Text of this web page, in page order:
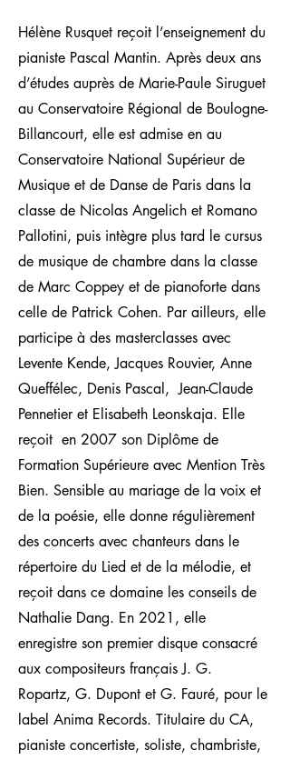
Hélène Rusquet reçoit l’enseignement du
pianiste Pascal Mantin. Après deux ans
d’études auprès de Marie-Paule Siruguet
au Conservatoire Régional de Boulogne-
Billancourt, elle est admise en au
Conservatoire National Supérieur de
Musique et de Danse de Paris dans la
classe de Nicolas Angelich et Romano
Pallotini, puis intègre plus tard le cursus
de musique de chambre dans la classe
de Marc Coppey et de pianoforte dans
celle de Patrick Cohen. Par ailleurs, elle
participe à des masterclasses avec
Levente Kende, Jacques Rouvier, Anne
Queffélec, Denis Pascal, Jean-Claude
Pennetier et Elisabeth Leonskaja. Elle
reçoit en 2007 son Diplôme de
Formation Supérieure avec Mention Très
Bien. Sensible au mariage de la voix et
de la poésie, elle donne régulièrement
des concerts avec chanteurs dans le
répertoire du Lied et de la mélodie, et
reçoit dans ce domaine les conseils de
Nathalie Dang. En 2021, elle
enregistre son premier disque consacré
aux compositeurs français J. G.
Ropartz, G. Dupont et G. Fauré, pour le
label Anima Records. Titulaire du CA,
pianiste concertiste, soliste, chambriste,